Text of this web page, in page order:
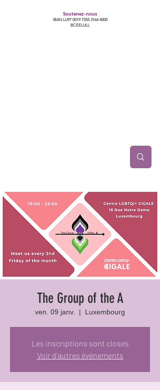
Soutenez-nous
IBAN LU97 0019 7555 3164 4000
BCEELULL
The Group of the A
ven. 09 janv.
  |
Luxembourg
Les inscriptions sont closes
Voir d'autres événements